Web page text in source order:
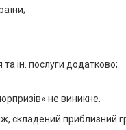
ін. послуги додатково;
не виникне.
складений приблизний